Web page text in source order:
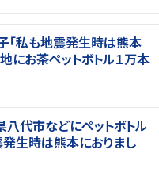
「私も地震発生時は熊本
にお茶ペットボトル１万本
代市などにペットボトル
発生時は熊本におりまし